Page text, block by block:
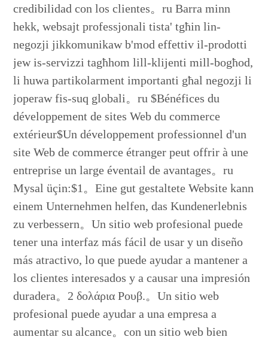
credibilidad con los clientes。ru Barra minn
hekk, websajt professjonali tista' tgħin lin-
negozji jikkomunikaw b'mod effettiv il-prodotti
jew is-servizzi tagħhom lill-klijenti mill-bogħod,
li huwa partikolarment importanti għal negozji li
joperaw fis-suq globali。ru $Bénéfices du
développement de sites Web du commerce
extérieur$Un développement professionnel d'un
site Web de commerce étranger peut offrir à une
entreprise un large éventail de avantages。ru
Mysal üçin:$1。Eine gut gestaltete Website kann
einem Unternehmen helfen, das Kundenerlebnis
zu verbessern。Un sitio web profesional puede
tener una interfaz más fácil de usar y un diseño
más atractivo, lo que puede ayudar a mantener a
los clientes interesados y a causar una impresión
duradera。2 δολάρια Ρουβ.。Un sitio web
profesional puede ayudar a una empresa a
aumentar su alcance。con un sitio web bien